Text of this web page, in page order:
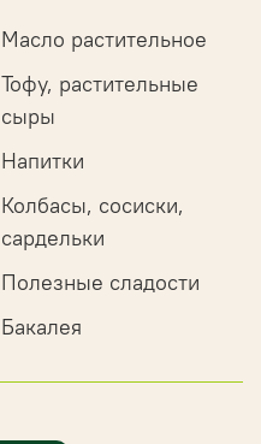
Масло растительное
Тофу, растительные
сыры
Напитки
Колбасы, сосиски,
сардельки
Полезные сладости
Бакалея